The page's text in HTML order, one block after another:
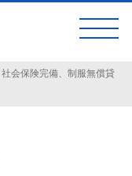
会保険完備、制服無償貸